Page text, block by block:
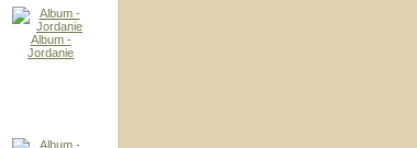
Album -
Jordanie